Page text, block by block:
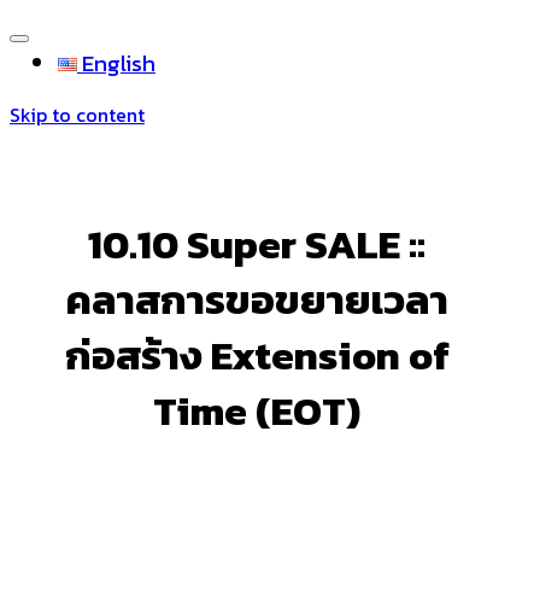
English
Skip to content
10.10 Super SALE ::
คลาสการขอขยายเวลา
ก่อสร้าง Extension of
Time (EOT)